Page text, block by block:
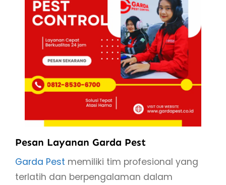
Pesan Layanan Garda Pest
Garda Pest memiliki tim profesional yang
terlatih dan berpengalaman dalam